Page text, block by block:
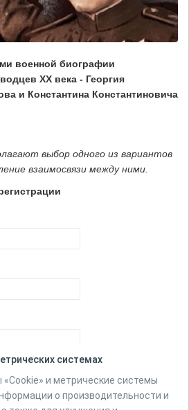
военной биографии
XX века - Георгия
и Константина Константиновича
выбор одного из вариантов
взаимосвязи между ними.
системах
и метрические системы
о производительности и